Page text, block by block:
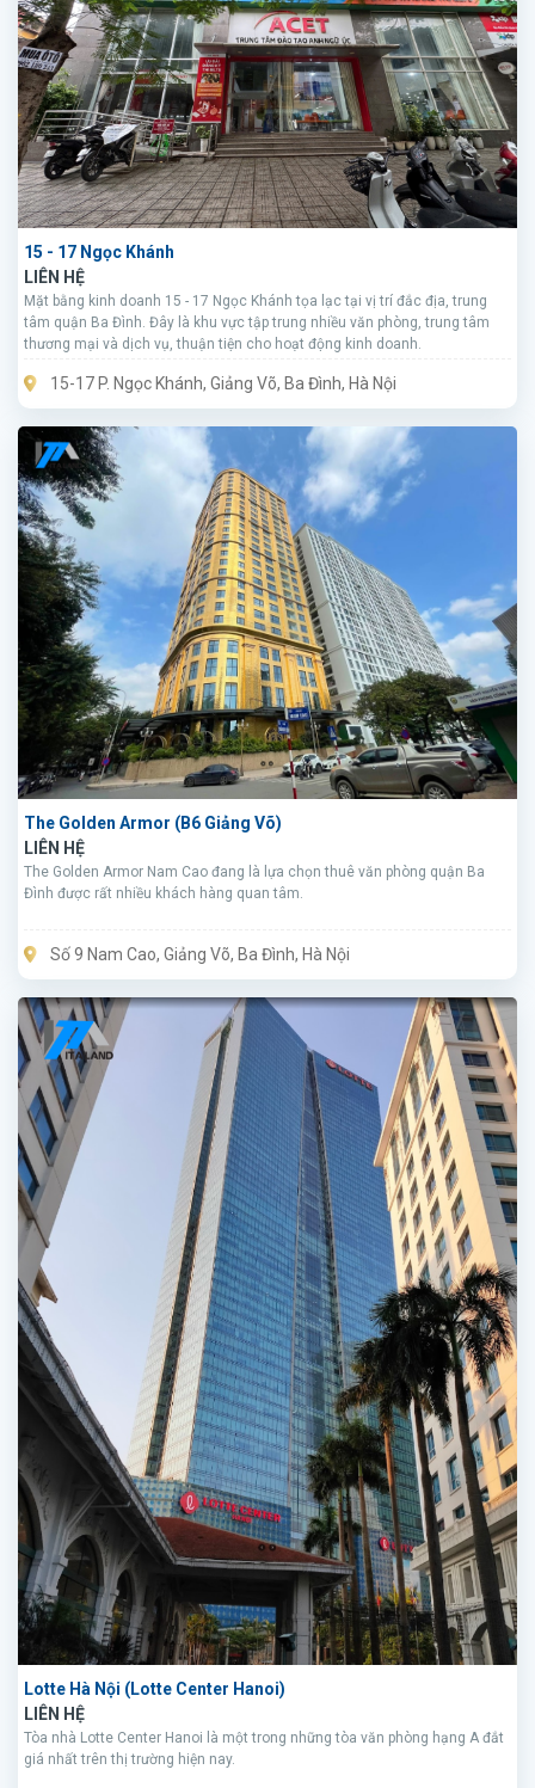
15 - 17 Ngọc Khánh
LIÊN HỆ
Mặt bằng kinh doanh 15 - 17 Ngọc Khánh tọa lạc tại vị trí đắc địa, trung
tâm quận Ba Đình. Đây là khu vực tập trung nhiều văn phòng, trung tâm
thương mại và dịch vụ, thuận tiện cho hoạt động kinh doanh.
15-17 P. Ngọc Khánh, Giảng Võ, Ba Đình, Hà Nội
The Golden Armor (B6 Giảng Võ)
LIÊN HỆ
The Golden Armor Nam Cao đang là lựa chọn thuê văn phòng quận Ba
Đình được rất nhiều khách hàng quan tâm.
Số 9 Nam Cao, Giảng Võ, Ba Đình, Hà Nội
Lotte Hà Nội (Lotte Center Hanoi)
LIÊN HỆ
Tòa nhà Lotte Center Hanoi là một trong những tòa văn phòng hạng A đắt
giá nhất trên thị trường hiện nay.